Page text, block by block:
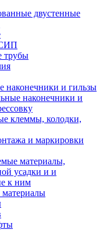
двустенные
трубы
наконечники и гильзы
наконечники и
клеммы, колодки,
и маркировки
материалы,
усадки и и
к ним